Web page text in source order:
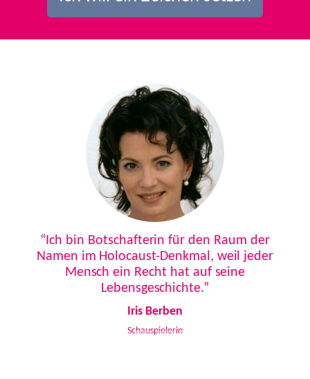
“Ich bin Botschafterin für den Raum der
Namen im Holocaust-Denkmal, weil jeder
Mensch ein Recht hat auf seine
Lebensgeschichte.”
Iris Berben
Schauspielerin